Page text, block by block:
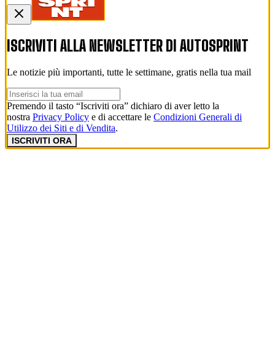
ISCRIVITI ALLA NEWSLETTER DI AUTOSPRINT
Le notizie più importanti, tutte le settimane, gratis nella tua mail
Premendo il tasto “Iscriviti ora” dichiaro di aver letto la
nostra Privacy Policy e di accettare le Condizioni Generali di
Utilizzo dei Siti e di Vendita.
ISCRIVITI ORA